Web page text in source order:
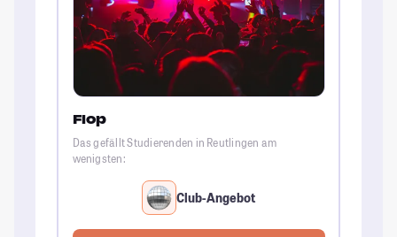
Flop
Das gefällt Studierenden in Reutlingen am
wenigsten:
Club-Angebot